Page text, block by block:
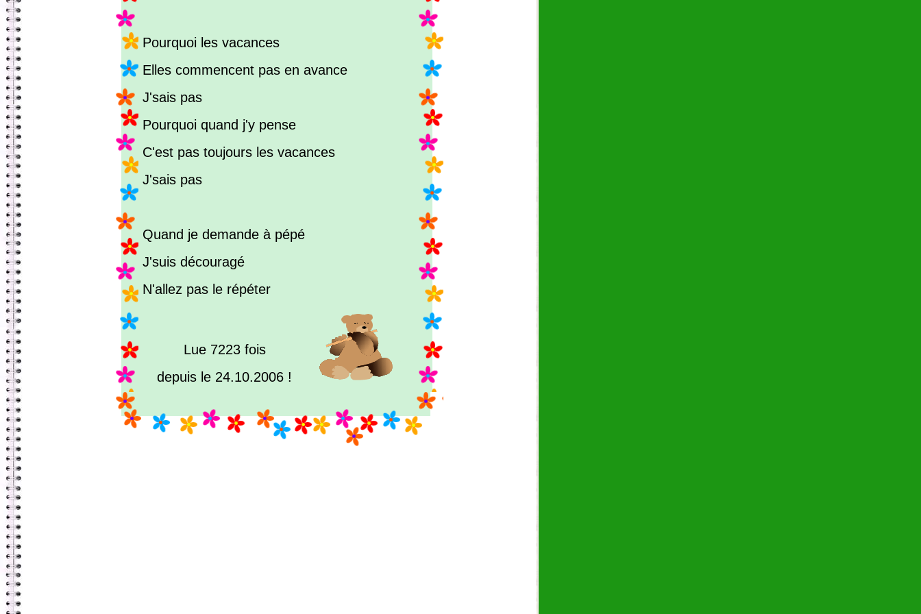
Pourquoi les vacances
Elles commencent pas en avance
J'sais pas
Pourquoi quand j'y pense
C'est pas toujours les vacances
J'sais pas
Quand je demande à pépé
J'suis découragé
N'allez pas le répéter
Lue 7223 fois
depuis le 24.10.2006 !